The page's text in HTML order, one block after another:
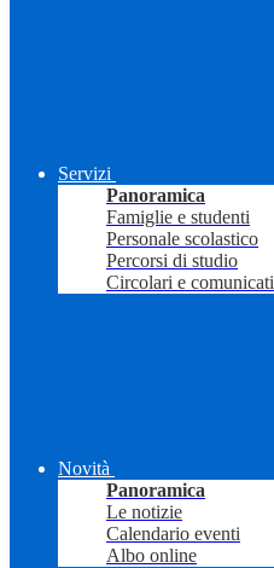
Servizi
Panoramica
Famiglie e studenti
Personale scolastico
Percorsi di studio
Circolari e comunicati
Novità
Panoramica
Le notizie
Calendario eventi
Albo online